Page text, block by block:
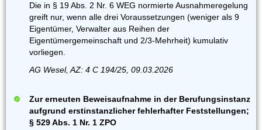
Die in § 19 Abs. 2 Nr. 6 WEG normierte Ausnahmeregelung
greift nur, wenn alle drei Voraussetzungen (weniger als 9
Eigentümer, Verwalter aus Reihen der
Eigentümergemeinschaft und 2/3-Mehrheit) kumulativ
vorliegen.
AG Wesel, AZ: 4 C 194/25, 09.03.2026
Zur erneuten Beweisaufnahme in der Berufungsinstanz
aufgrund erstinstanzlicher fehlerhafter Feststellungen;
§ 529 Abs. 1 Nr. 1 ZPO